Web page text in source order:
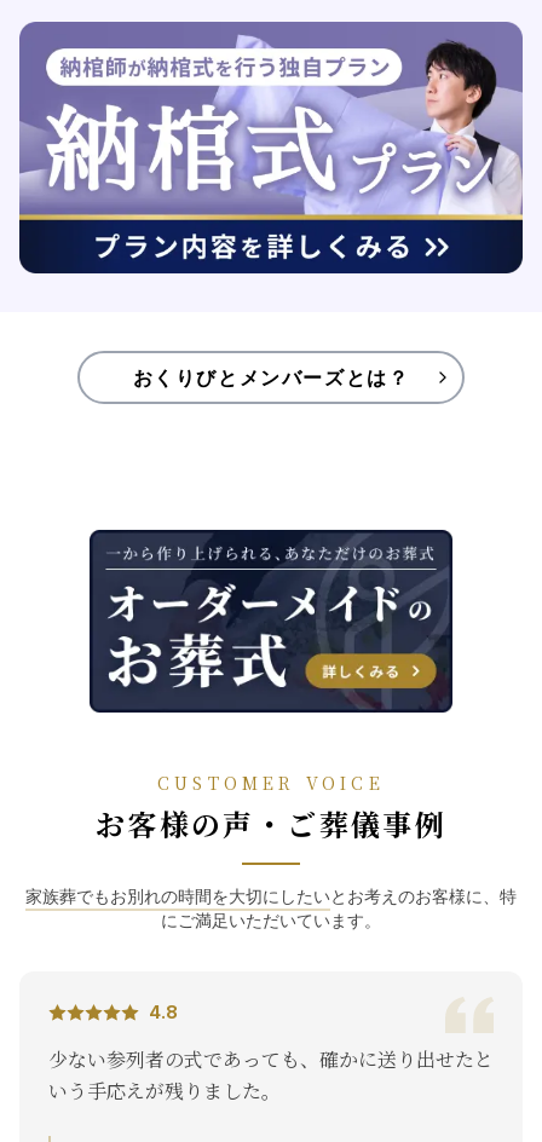
おくりびとメンバーズとは？
CUSTOMER VOICE
お客様の声・ご葬儀事例
家族葬でもお別れの時間を大切にしたいとお考えのお客様に、特
にご満足いただいています。
4.8
少ない参列者の式であっても、確かに送り出せたと
いう手応えが残りました。